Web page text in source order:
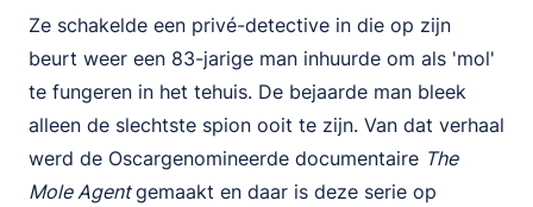
Ze schakelde een privé-detective in die op zijn
beurt weer een 83-jarige man inhuurde om als 'mol'
te fungeren in het tehuis. De bejaarde man bleek
alleen de slechtste spion ooit te zijn. Van dat verhaal
werd de Oscargenomineerde documentaire The
Mole Agentgemaakt en daar is deze serie op